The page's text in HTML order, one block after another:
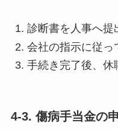
診断書を人事へ提
会社の指示に従っ
手続き完了後、休
4-3. 傷病手当金の